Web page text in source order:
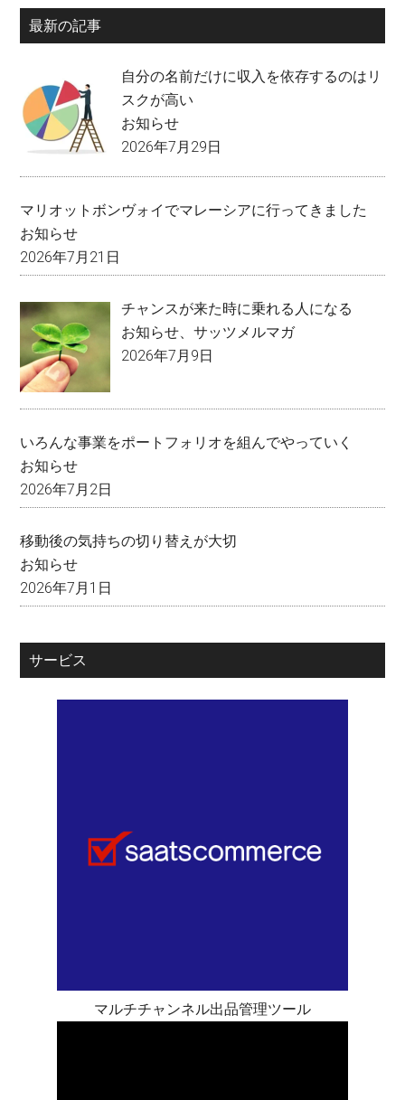
最新の記事
自分の名前だけに収入を依存するのはリ
スクが高い
お知らせ
2026年7月29日
マリオットボンヴォイでマレーシアに行ってきました
お知らせ
2026年7月21日
チャンスが来た時に乗れる人になる
お知らせ、サッツメルマガ
2026年7月9日
いろんな事業をポートフォリオを組んでやっていく
お知らせ
2026年7月2日
移動後の気持ちの切り替えが大切
お知らせ
2026年7月1日
サービス
マルチチャンネル出品管理ツール